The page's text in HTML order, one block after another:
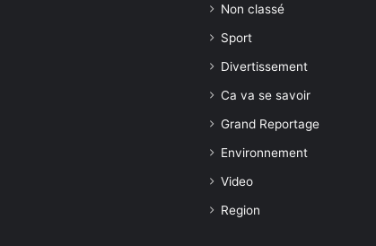
Non classé
Sport
Divertissement
Ca va se savoir
Grand Reportage
Environnement
Video
Region